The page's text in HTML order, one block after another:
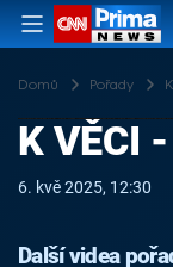
Domů Pořady
K VĚCI
6. kvě 2025, 12:30
Další videa